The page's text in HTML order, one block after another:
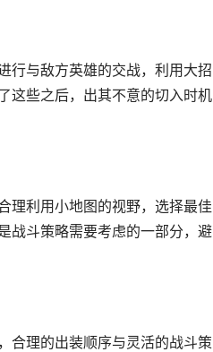
行与敌方英雄的交战，利用大招
这些之后，出其不意的切入时机
理利用小地图的视野，选择最佳
战斗策略需要考虑的一部分，避
合理的出装顺序与灵活的战斗策